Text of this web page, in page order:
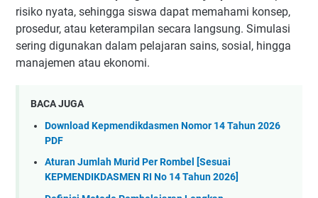
risiko nyata, sehingga siswa dapat memahami konsep,
prosedur, atau keterampilan secara langsung. Simulasi
sering digunakan dalam pelajaran sains, sosial, hingga
manajemen atau ekonomi.
BACA JUGA
Download Kepmendikdasmen Nomor 14 Tahun 2026
PDF
Aturan Jumlah Murid Per Rombel [Sesuai
KEPMENDIKDASMEN RI No 14 Tahun 2026]